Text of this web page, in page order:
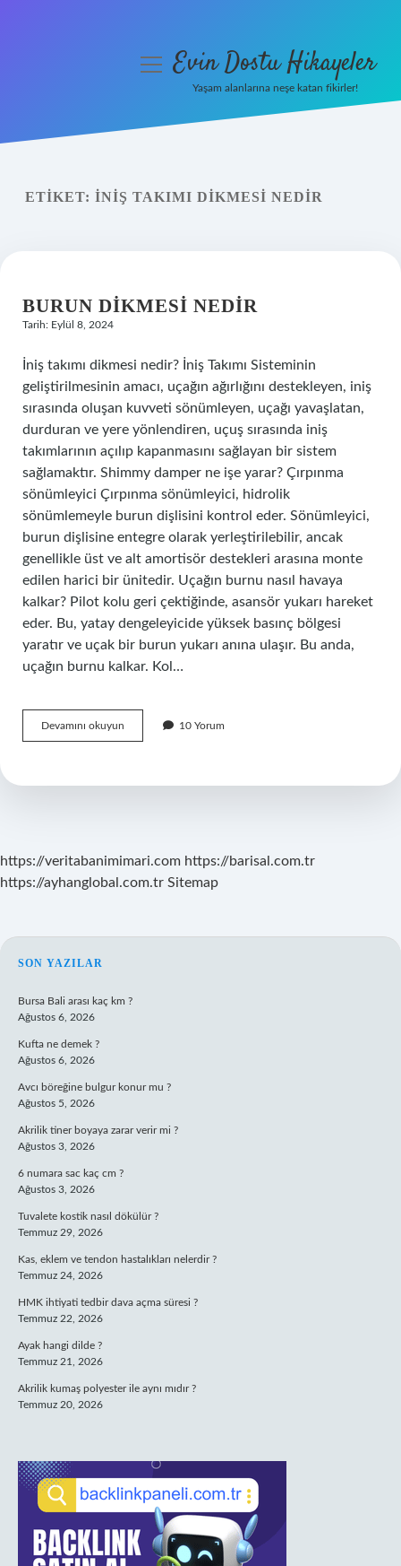
Yasal Uyarı
menüyüEvin Dostu Hikayeler
Yaşam alanlarına neşe katan fikirler!
ETIKET: İNIŞ TAKIMI DIKMESI NEDIR
BURUN DIKMESI NEDIR
Tarih: Eylül 8, 2024
İniş takımı dikmesi nedir? İniş Takımı Sisteminin
geliştirilmesinin amacı, uçağın ağırlığını destekleyen, iniş
sırasında oluşan kuvveti sönümleyen, uçağı yavaşlatan,
durduran ve yere yönlendiren, uçuş sırasında iniş
takımlarının açılıp kapanmasını sağlayan bir sistem
sağlamaktır. Shimmy damper ne işe yarar? Çırpınma
sönümleyici Çırpınma sönümleyici, hidrolik
sönümlemeyle burun dişlisini kontrol eder. Sönümleyici,
burun dişlisine entegre olarak yerleştirilebilir, ancak
genellikle üst ve alt amortisör destekleri arasına monte
edilen harici bir ünitedir. Uçağın burnu nasıl havaya
kalkar? Pilot kolu geri çektiğinde, asansör yukarı hareket
eder. Bu, yatay dengeleyicide yüksek basınç bölgesi
yaratır ve uçak bir burun yukarı anına ulaşır. Bu anda,
uçağın burnu kalkar. Kol…
Devamını okuyun
Dikmesi
10 Yorum
https://veritabanimimari.com https://barisal.com.tr
https://ayhanglobal.com.tr Sitemap
SIDEBAR
SON YAZILAR
Bursa Bali arası kaç km ?
Ağustos 6, 2026
Kufta ne demek ?
Ağustos 6, 2026
Avcı böreğine bulgur konur mu ?
Ağustos 5, 2026
Akrilik tiner boyaya zarar verir mi ?
Ağustos 3, 2026
6 numara sac kaç cm ?
Ağustos 3, 2026
Tuvalete kostik nasıl dökülür ?
Temmuz 29, 2026
Kas, eklem ve tendon hastalıkları nelerdir ?
Temmuz 24, 2026
HMK ihtiyati tedbir dava açma süresi ?
Temmuz 22, 2026
Ayak hangi dilde ?
Temmuz 21, 2026
Akrilik kumaş polyester ile aynı mıdır ?
Temmuz 20, 2026